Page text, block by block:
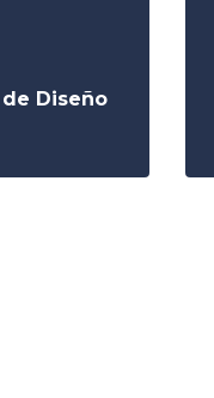
Diseño